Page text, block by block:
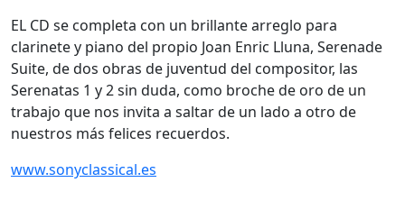
EL CD se completa con un brillante arreglo para
clarinete y piano del propio Joan Enric Lluna, Serenade
Suite, de dos obras de juventud del compositor, las
Serenatas 1 y 2 sin duda, como broche de oro de un
trabajo que nos invita a saltar de un lado a otro de
nuestros más felices recuerdos.
www.sonyclassical.es